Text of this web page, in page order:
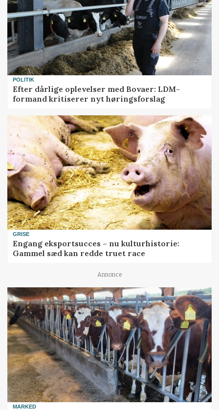
POLITIK
Efter dårlige oplevelser med Bovaer: LDM-
formand kritiserer nyt høringsforslag
GRISE
Engang eksportsucces – nu kulturhistorie:
Gammel sæd kan redde truet race
Annonce
MARKED